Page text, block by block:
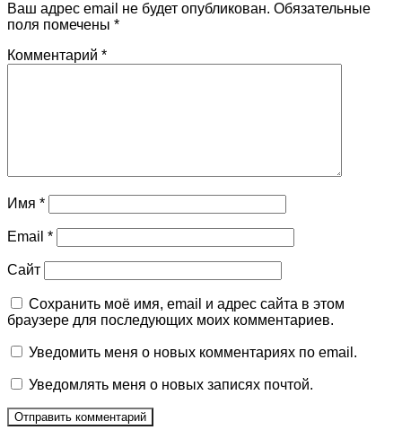
Ваш адрес email не будет опубликован. Обязательные
поля помечены *
Комментарий *
Имя *
Email *
Сайт
Сохранить моё имя, email и адрес сайта в этом
браузере для последующих моих комментариев.
Уведомить меня о новых комментариях по email.
Уведомлять меня о новых записях почтой.